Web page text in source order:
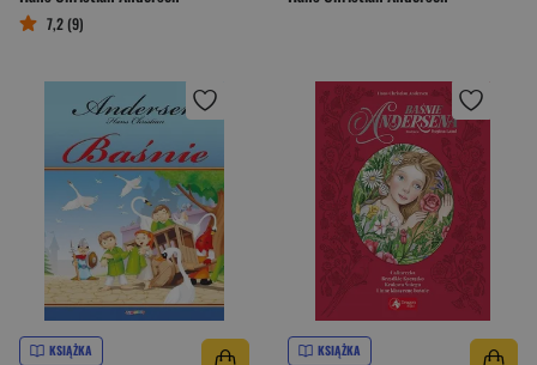
7,2 (9)
KSIĄŻKA KSIĄŻKA